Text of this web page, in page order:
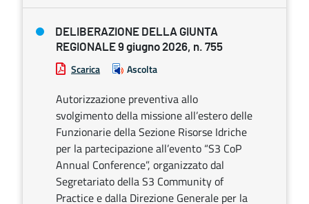
DELIBERAZIONE DELLA GIUNTA
REGIONALE 9 giugno 2026, n. 755
Scarica Ascolta
Autorizzazione preventiva allo
svolgimento della missione all’estero delle
Funzionarie della Sezione Risorse Idriche
per la partecipazione all’evento “S3 CoP
Annual Conference”, organizzato dal
Segretariato della S3 Community of
Practice e dalla Direzione Generale per la